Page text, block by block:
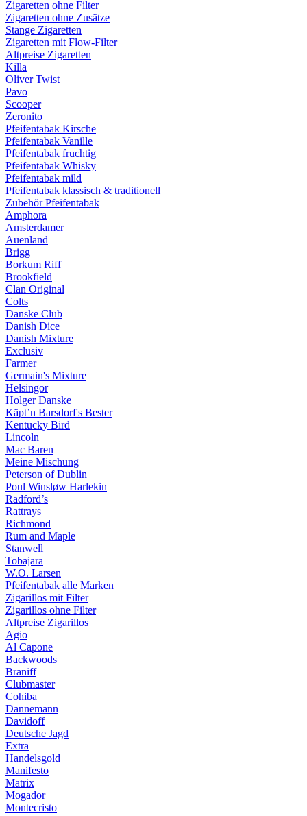
Zigaretten ohne Filter
Zigaretten ohne Zusätze
Stange Zigaretten
Zigaretten mit Flow-Filter
Altpreise Zigaretten
Killa
Oliver Twist
Pavo
Scooper
Zeronito
Pfeifentabak Kirsche
Pfeifentabak Vanille
Pfeifentabak fruchtig
Pfeifentabak Whisky
Pfeifentabak mild
Pfeifentabak klassisch & traditionell
Zubehör Pfeifentabak
Amphora
Amsterdamer
Auenland
Brigg
Borkum Riff
Brookfield
Clan Original
Colts
Danske Club
Danish Dice
Danish Mixture
Exclusiv
Farmer
Germain's Mixture
Helsingor
Holger Danske
Käpt’n Barsdorf's Bester
Kentucky Bird
Lincoln
Mac Baren
Meine Mischung
Peterson of Dublin
Poul Winsløw Harlekin
Radford’s
Rattrays
Richmond
Rum and Maple
Stanwell
Tobajara
W.O. Larsen
Pfeifentabak alle Marken
Zigarillos mit Filter
Zigarillos ohne Filter
Altpreise Zigarillos
Agio
Al Capone
Backwoods
Braniff
Clubmaster
Cohiba
Dannemann
Davidoff
Deutsche Jagd
Extra
Handelsgold
Manifesto
Matrix
Mogador
Montecristo